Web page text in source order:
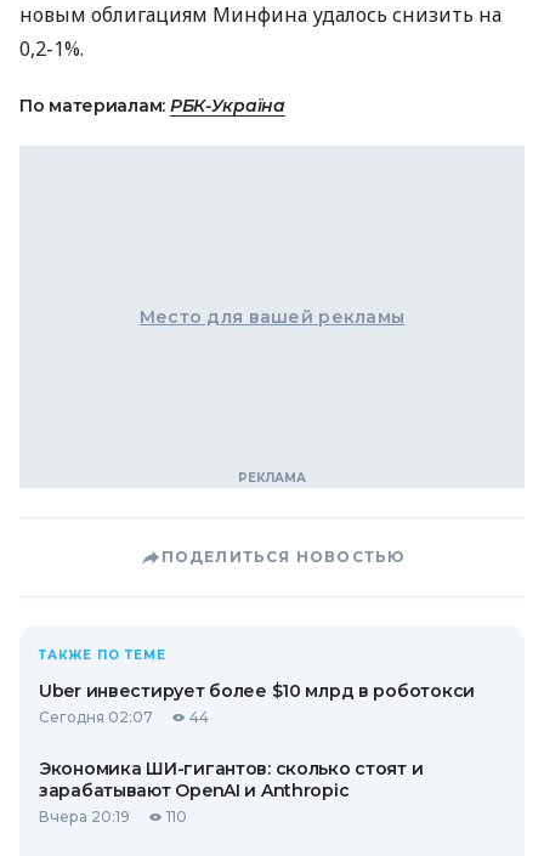
новым облигациям Минфина удалось снизить на
0,2-1%.
По материалам: РБК-Україна
Место для вашей рекламы
ПОДЕЛИТЬСЯ НОВОСТЬЮ
ТАКЖЕ ПО ТЕМЕ
Uber инвестирует более $10 млрд в роботокси
Сегодня 02:07 44
Экономика ШИ-гигантов: сколько стоят и
зарабатывают OpenAI и Anthropic
Вчера 20:19 110